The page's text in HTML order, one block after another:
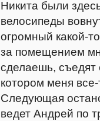
Никита были
велосипеды
огромный какой-
за помещением
сделаешь, съедят
котором меня
Следующая
ведет Андрей по